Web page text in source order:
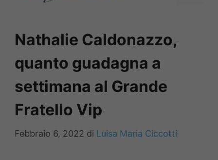
Nathalie Caldonazzo,
quanto guadagna a
settimana al Grande
Fratello Vip
Febbraio 6, 2022 di Luisa Maria Ciccotti